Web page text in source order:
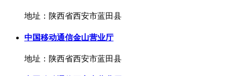
地址：陕西省西安市蓝田县
中国移动通信金山营业厅
地址：陕西省西安市蓝田县